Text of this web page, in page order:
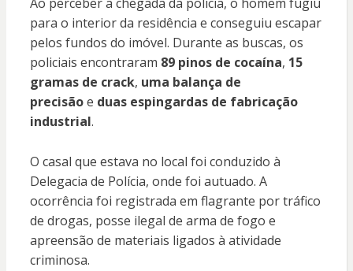
para o interior da residência e conseguiu escapar
pelos fundos do imóvel. Durante as buscas, os
policiais encontraram 89 pinos de cocaína, 15
gramas de crack, uma balança de
precisãoe duas espingardas de fabricação
industrial.
O casal que estava no local foi conduzido à
Delegacia de Polícia, onde foi autuado. A
ocorrência foi registrada em flagrante por tráfico
de drogas, posse ilegal de arma de fogo e
apreensão de materiais ligados à atividade
criminosa.